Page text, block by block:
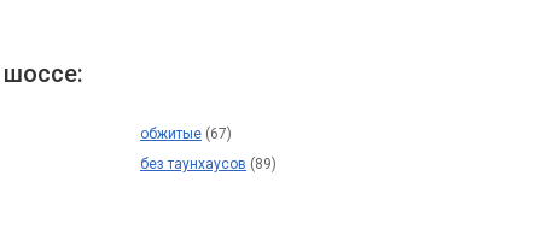
обжитые (67)
без таунхаусов (89)